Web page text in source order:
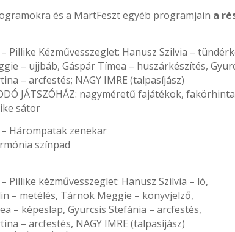
és a MartFeszt egyéb programjain a
– Pillike Kézművesszeglet: Hanusz Szilvia –
– ujjbáb, Gáspár Tímea – huszárkészítés,
– arcfestés; NAGY IMRE (talpasíjász)
JÁTSZÓHÁZ: nagyméretű fajátékok,
sátor
– Hárompatak zenekar
színpad
– Pillike kézművesszeglet: Hanusz Szilvia – ló,
– metélés, Tárnok Meggie – könyvjelző,
– képeslap, Gyurcsis Stefánia – arcfestés,
– arcfestés, NAGY IMRE (talpasíjász)